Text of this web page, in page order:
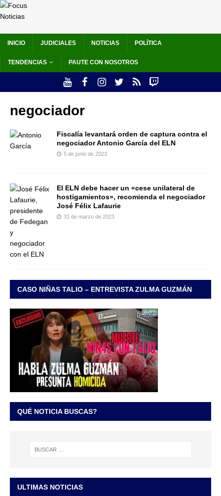
INICIO JUDICIALES NOTICIAS POLÍTICA
TENDENCIAS PAUTE CON NOSOTROS
negociador
Fiscalía levantará orden de captura contra el
negociador Antonio García del ELN
5 de junio de 2023
El ELN debe hacer un «cese unilateral de
hostigamientos», recomienda el negociador
José Félix Lafaurie
31 de marzo de 2023
CASO NIÑAS TALIO – ENTREVISTA ZULMA GUZMÁN
QUÉ NOTICIA BUSCAS?
ULTIMAS NOTICIAS